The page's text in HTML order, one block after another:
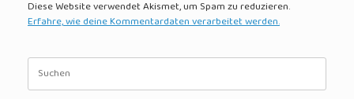
Diese Website verwendet Akismet, um Spam zu reduzieren.
Erfahre, wie deine Kommentardaten verarbeitet werden.
Suche
nach: